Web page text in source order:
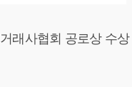
래사협회 공로상 수상